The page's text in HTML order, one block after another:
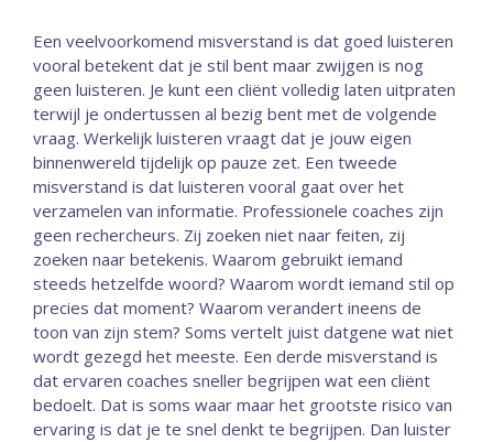
Een veelvoorkomend misverstand is dat goed luisteren
vooral betekent dat je stil bent maar zwijgen is nog
geen luisteren. Je kunt een cliënt volledig laten uitpraten
terwijl je ondertussen al bezig bent met de volgende
vraag. Werkelijk luisteren vraagt dat je jouw eigen
binnenwereld tijdelijk op pauze zet. Een tweede
misverstand is dat luisteren vooral gaat over het
verzamelen van informatie. Professionele coaches zijn
geen rechercheurs. Zij zoeken niet naar feiten, zij
zoeken naar betekenis. Waarom gebruikt iemand
steeds hetzelfde woord? Waarom wordt iemand stil op
precies dat moment? Waarom verandert ineens de
toon van zijn stem? Soms vertelt juist datgene wat niet
wordt gezegd het meeste. Een derde misverstand is
dat ervaren coaches sneller begrijpen wat een cliënt
bedoelt. Dat is soms waar maar het grootste risico van
ervaring is dat je te snel denkt te begrijpen. Dan luister